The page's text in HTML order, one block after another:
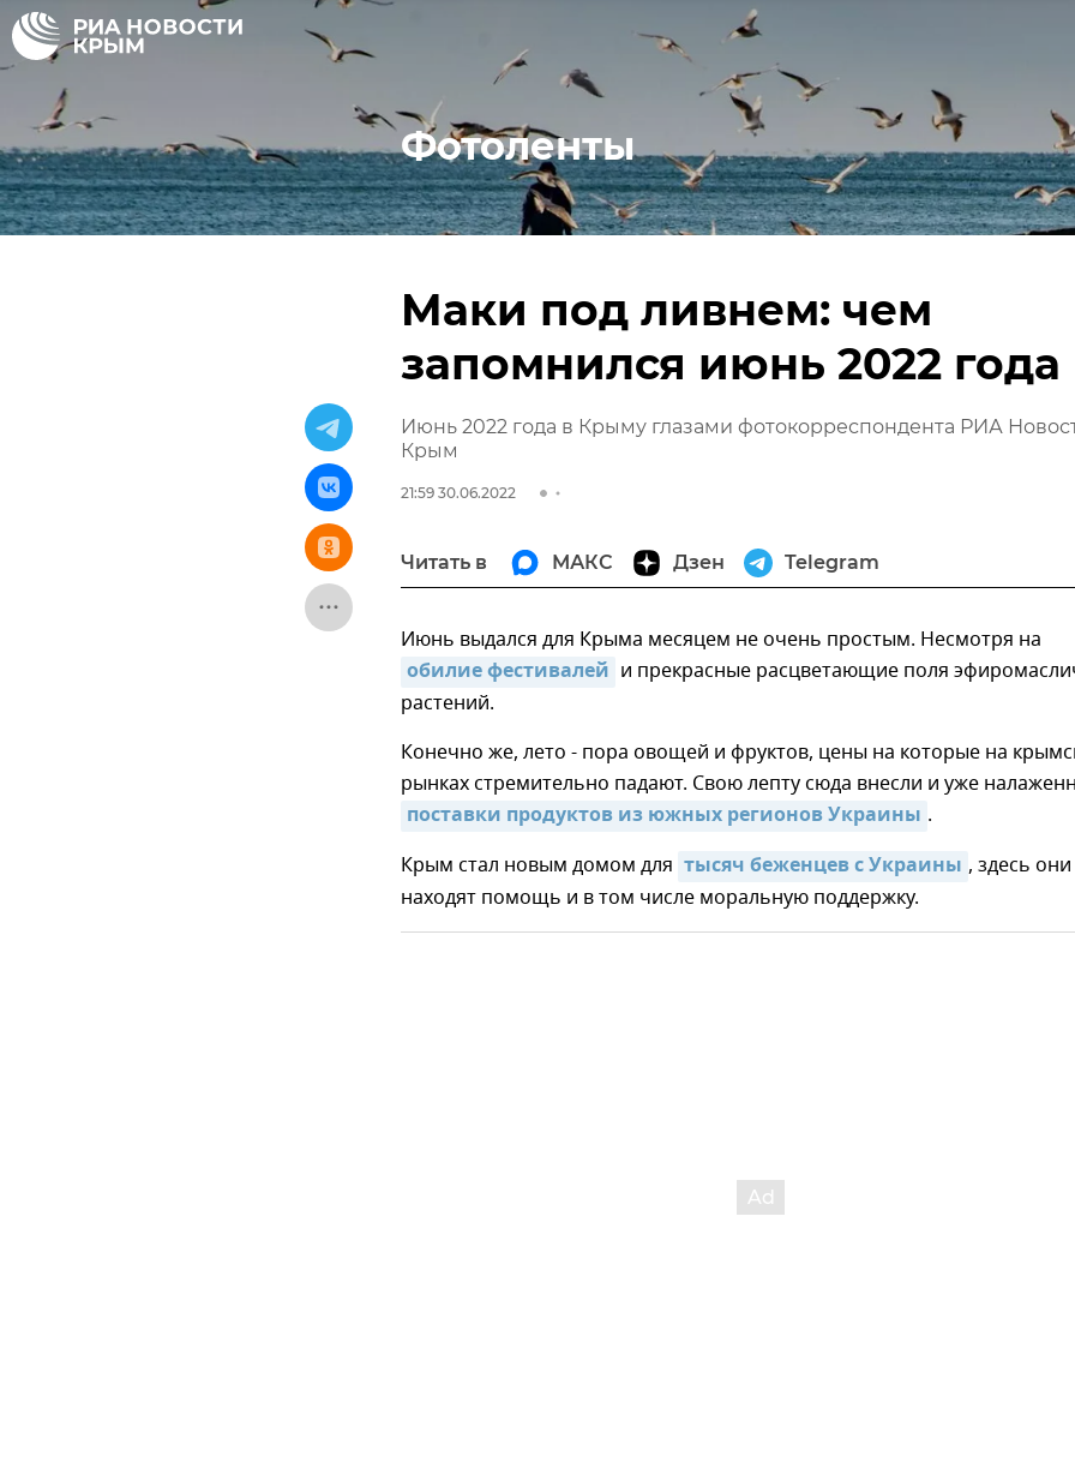
Фотоленты
Маки под ливнем: чем
запомнился июнь 2022 года
Июнь 2022 года в Крыму глазами фотокорреспондента РИА
Крым
21:59 30.06.2022
Читать в МАКС Дзен Telegram
Июнь выдался для Крыма месяцем не очень простым. Несмотря на
обилие фестивалей и прекрасные расцветающие поля
растений.
Конечно же, лето - пора овощей и фруктов, цены на которые на
рынках стремительно падают. Свою лепту сюда внесли и уже
поставки продуктов из южных регионов Украины .
Крым стал новым домом для тысяч беженцев с Украины , здесь они
находят помощь и в том числе моральную поддержку.